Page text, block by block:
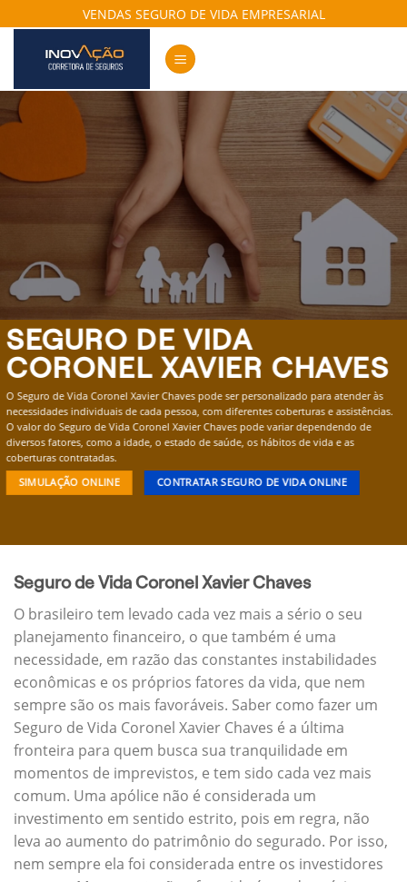
to
content
VENDAS SEGURO DE VIDA EMPRESARIAL
SEGURO DE VIDA
CORONEL XAVIER CHAVES
O Seguro de Vida Coronel Xavier Chaves pode ser personalizado para atender às
necessidades individuais de cada pessoa, com diferentes coberturas e assistências.
O valor do Seguro de Vida Coronel Xavier Chaves pode variar dependendo de
diversos fatores, como a idade, o estado de saúde, os hábitos de vida e as
coberturas contratadas.
SIMULAÇÃO ONLINE CONTRATAR SEGURO DE VIDA ONLINE
Seguro de Vida Coronel Xavier Chaves
O brasileiro tem levado cada vez mais a sério o seu
planejamento financeiro, o que também é uma
necessidade, em razão das constantes instabilidades
econômicas e os próprios fatores da vida, que nem
sempre são os mais favoráveis. Saber como fazer um
Seguro de Vida Coronel Xavier Chaves é a última
fronteira para quem busca sua tranquilidade em
momentos de imprevistos, e tem sido cada vez mais
comum. Uma apólice não é considerada um
investimento em sentido estrito, pois em regra, não
leva ao aumento do patrimônio do segurado. Por isso,
nem sempre ela foi considerada entre os investidores